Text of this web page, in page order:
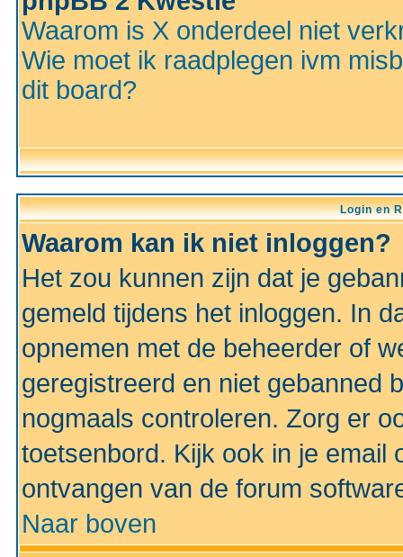
Waarom is X onderdeel niet
Wie moet ik raadplegen ivm
dit board?
Login en
Waarom kan ik niet inloggen?
Het zou kunnen zijn dat je
gemeld tijdens het inloggen. In
opnemen met de beheerder of
geregistreerd en niet gebanned
nogmaals controleren. Zorg er
toetsenbord. Kijk ook in je email
ontvangen van de forum
Naar boven